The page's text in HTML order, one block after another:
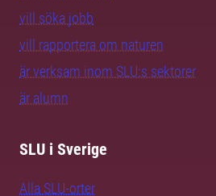
vill söka jobb
vill rapportera om naturen
är verksam inom SLU:s sektorer
är alumn
SLU i Sverige
Alla SLU-orter